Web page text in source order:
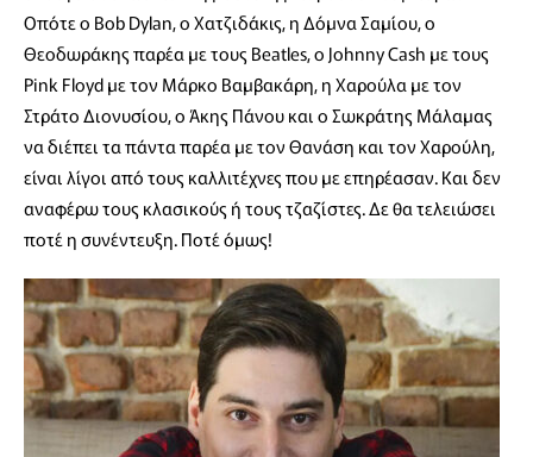
Οπότε ο Bob Dylan, ο Χατζιδάκις, η Δόμνα Σαμίου, ο
Θεοδωράκης παρέα με τους Beatles, ο Johnny Cash με τους
Pink Floyd με τον Μάρκο Βαμβακάρη, η Χαρούλα με τον
Στράτο Διονυσίου, ο Άκης Πάνου και ο Σωκράτης Μάλαμας
να διέπει τα πάντα παρέα με τον Θανάση και τον Χαρούλη,
είναι λίγοι από τους καλλιτέχνες που με επηρέασαν. Και δεν
αναφέρω τους κλασικούς ή τους τζαζίστες. Δε θα τελειώσει
ποτέ η συνέντευξη. Ποτέ όμως!